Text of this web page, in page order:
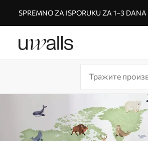
SPREMNO ZA ISPORUKU ZA 1–3 DANA